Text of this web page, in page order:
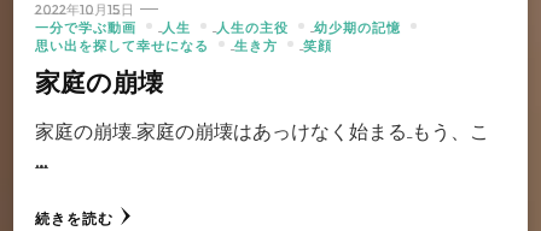
2022年10月15日
一分で学ぶ動画
人生 人生の主役
幼少期の記憶
思い出を探して幸せになる
生き方 笑顔
家庭の崩壊
家庭の崩壊 家庭の崩壊はあっけなく始まる もう、こ
…
続きを読む